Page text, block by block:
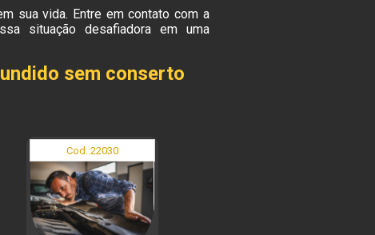
sua vida. Entre em contato com a
situação desafiadora em uma
sem conserto
Cod.:22030